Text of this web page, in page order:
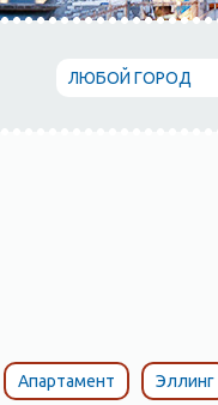
ЛЮБОЙ ГОРОД
Апартамент Эллинг